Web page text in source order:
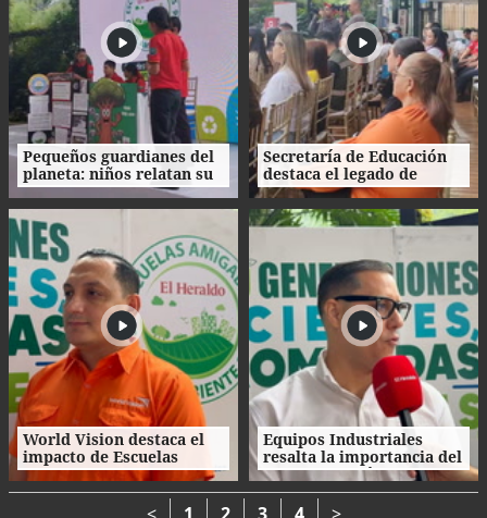
Pequeños guardianes del
planeta: niños relatan su
experiencia ambiental
Secretaría de Educación
destaca el legado de
Escuelas Amigables con el
Ambiente
World Vision destaca el
impacto de Escuelas
Amigables con el
Ambiente en los niños
Equipos Industriales
resalta la importancia del
ahorro energético en la
niñez
< 1 2 3 4 >